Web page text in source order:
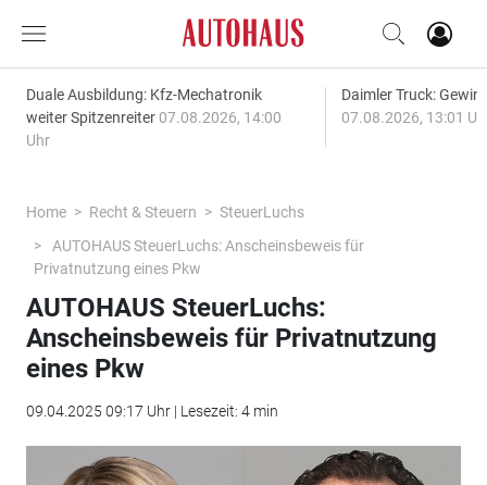
Duale Ausbildung: Kfz-Mechatronik
weiter Spitzenreiter 07.08.2026, 14:00
Uhr
Daimler Truck:
07.08.2026, 13:01
Home Recht & Steuern
SteuerLuchs
AUTOHAUS SteuerLuchs: Anscheinsbeweis für
Privatnutzung eines Pkw
AUTOHAUS SteuerLuchs:
Anscheinsbeweis für Privatnutzung
eines Pkw
09.04.2025 09:17 Uhr | Lesezeit: 4 min